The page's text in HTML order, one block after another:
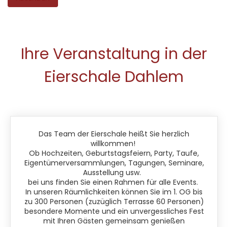
Ihre Veranstaltung in der
Eierschale Dahlem
Das Team der Eierschale heißt Sie herzlich
willkommen!
Ob Hochzeiten, Geburtstagsfeiern, Party, Taufe,
Eigentümerversammlungen, Tagungen, Seminare,
Ausstellung usw.
bei uns finden Sie einen Rahmen für alle Events.
In unseren Räumlichkeiten können Sie im 1. OG bis
zu 300 Personen (zuzüglich Terrasse 60 Personen)
besondere Momente und ein unvergessliches Fest
mit Ihren Gästen gemeinsam genießen